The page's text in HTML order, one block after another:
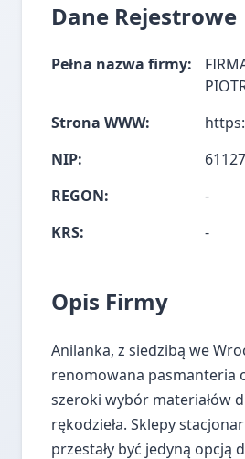
Dane Rejestrowe
Pełna nazwa firmy:
Strona WWW:
NIP:
REGON:
-
KRS:
-
Opis Firmy
Anilanka, z siedzibą we
renomowana pasmanteria
szeroki wybór materiałów
rękodzieła. Sklepy
przestały być jedyną opcją